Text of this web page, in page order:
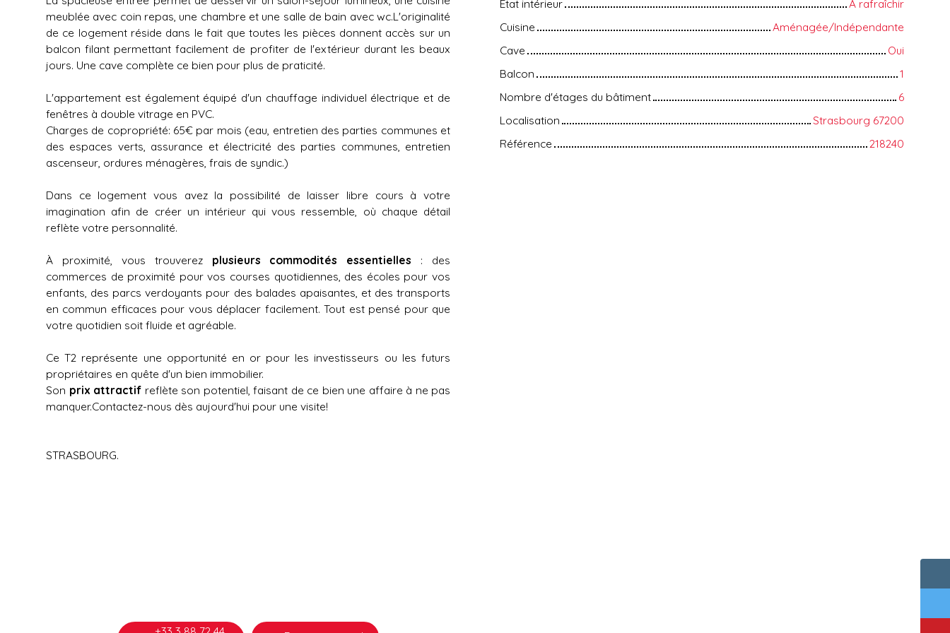
meublée avec coin repas, une chambre et une salle de bain avec wc.L'originalité
de ce logement réside dans le fait que toutes les pièces donnent accès sur un
balcon filant permettant facilement de profiter de l'extérieur durant les beaux
jours. Une cave complète ce bien pour plus de praticité.
L'appartement est également équipé d'un chauffage individuel électrique et de
fenêtres à double vitrage en PVC.
Charges de copropriété: 65€ par mois (eau, entretien des parties communes et
des espaces verts, assurance et électricité des parties communes, entretien
ascenseur, ordures ménagères, frais de syndic.)
Dans ce logement vous avez la possibilité de laisser libre cours à votre
imagination afin de créer un intérieur qui vous ressemble, où chaque détail
reflète votre personnalité.
À proximité, vous trouverez plusieurs commodités essentielles : des
commerces de proximité pour vos courses quotidiennes, des écoles pour vos
enfants, des parcs verdoyants pour des balades apaisantes, et des transports
en commun efficaces pour vous déplacer facilement. Tout est pensé pour que
votre quotidien soit fluide et agréable.
Ce T2 représente une opportunité en or pour les investisseurs ou les futurs
propriétaires en quête d'un bien immobilier.
Son prix attractif reflète son potentiel, faisant de ce bien une affaire à ne pas
manquer.Contactez-nous dès aujourd'hui pour une visite!
STRASBOURG.
État intérieur
A rafraîchir
Cuisine
Aménagée/Indépendante
Cave
Oui
Balcon
1
Nombre d'étages du bâtiment
6
Localisation
Strasbourg 67200
Référence
218240